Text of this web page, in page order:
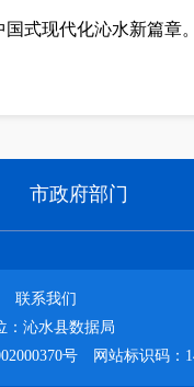
式现代化沁水新篇章。
市政府部门
联系我们
：沁水县数据局
号 网站标识码：